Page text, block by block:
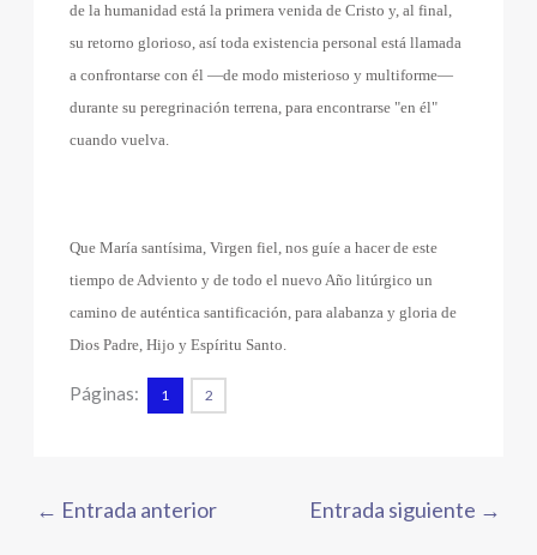
de la humanidad está la primera venida de Cristo y, al final,
su retorno glorioso, así toda existencia personal está llamada
a confrontarse con él —de modo misterioso y multiforme—
durante su peregrinación terrena, para encontrarse "en él"
cuando vuelva.
Que María santísima, Virgen fiel, nos guíe a hacer de este
tiempo de Adviento y de todo el nuevo Año litúrgico un
camino de auténtica santificación, para alabanza y gloria de
Dios Padre, Hijo y Espíritu Santo.
Páginas: 1 2
← Entrada anterior Entrada siguiente →